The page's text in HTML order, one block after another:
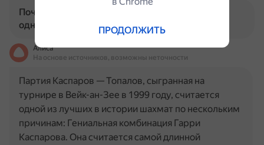
Почему партия Каспаров — Топалов считается
одной из лучших в истории шахмат?
Алиса
На основе источников, возможны неточности
Партия Каспаров — Топалов, сыгранная на
турнире в Вейк-ан-Зее в 1999 году, считается
одной из лучших в истории шахмат по нескольким
причинам: Гениальная комбинация Гарри
Каспарова. Она считается самой длинной
ПРОДОЛЖИТЬ